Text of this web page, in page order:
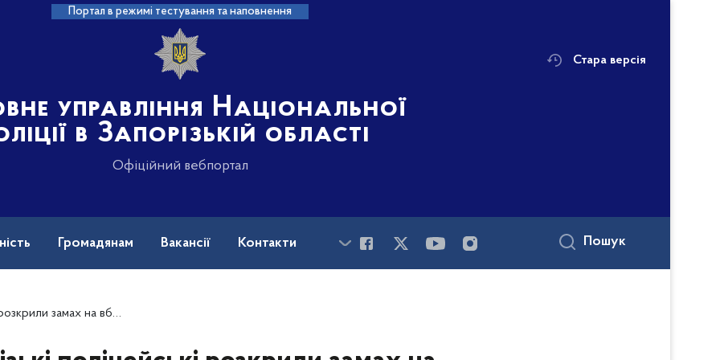
Портал в режимі тестування та наповнення
управління Національної
в Запорізькій області
Офіційний вебпортал
Стара версія
Громадянам Вакансії Контакти Пошук
організатора та виконавців взято під варту